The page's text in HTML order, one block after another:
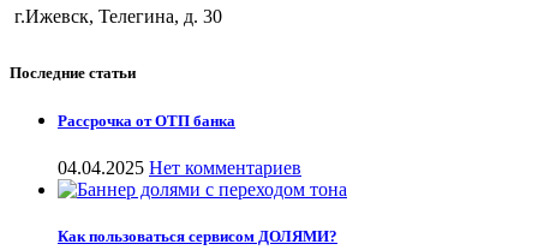
г.Ижевск, Телегина, д. 30
Последние статьи
Рассрочка от ОТП банка
04.04.2025 Нет комментариев
Как пользоваться сервисом ДОЛЯМИ?